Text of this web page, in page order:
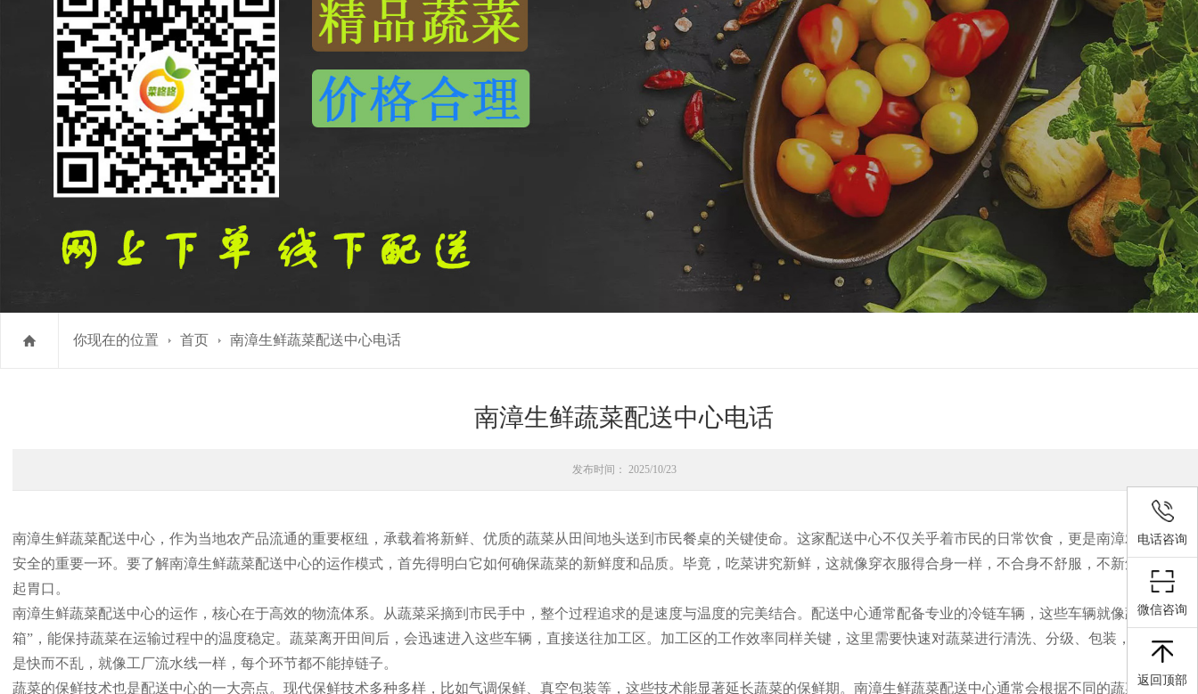
你现在的位置 首页 南漳生鲜蔬菜配送中心电话
南漳生鲜蔬菜配送中心电话
发布时间： 2025/10/23
南漳生鲜蔬菜配送中心，作为当地农产品流通的重要枢纽，承载着将新鲜、优质的蔬菜从田间地头送到市民餐桌的关键使命。这家配送中心不仅关乎着市民的日常饮食，更是南漳农业发展
安全的重要一环。要了解南漳生鲜蔬菜配送中心的运作模式，首先得明白它如何确保蔬菜的新鲜度和品质。毕竟，吃菜讲究新鲜，这就像穿衣服得合身一样，不合身不舒服，不新鲜吃起来
起胃口。
南漳生鲜蔬菜配送中心的运作，核心在于高效的物流体系。从蔬菜采摘到市民手中，整个过程追求的是速度与温度的完美结合。配送中心通常配备专业的冷链车辆，这些车辆就像蔬菜的“移
箱”，能保持蔬菜在运输过程中的温度稳定。蔬菜离开田间后，会迅速进入这些车辆，直接送往加工区。加工区的工作效率同样关键，这里需要快速对蔬菜进行清洗、分级、包装，整个过程
是快而不乱，就像工厂流水线一样，每个环节都不能掉链子。
蔬菜的保鲜技术也是配送中心的一大亮点。现代保鲜技术多种多样，比如气调保鲜、真空包装等，这些技术能显著延长蔬菜的保鲜期。南漳生鲜蔬菜配送中心通常会根据不同的蔬菜种类，
电话咨询
微信咨询
返回顶部